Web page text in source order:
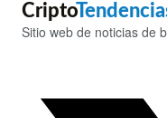
Cripto
Sitio web de noticias de